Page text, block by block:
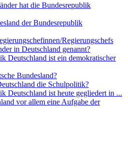
hat die Bundesrepublik
der Bundesrepublik
Regierungschefs
in Deutschland genannt?
Deutschland ist ein demokratischer
Bundesland?
die Schulpolitik?
Deutschland ist heute gegliedert in ...
vor allem eine Aufgabe der